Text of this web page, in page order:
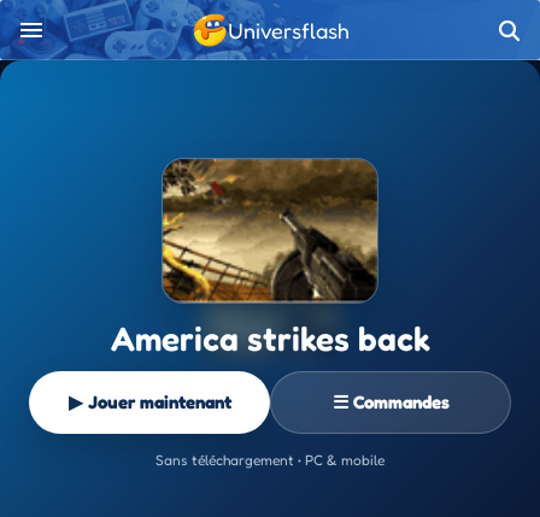
Universflash
America strikes back
▶ Jouer maintenant ☰ Commandes
Sans téléchargement • PC & mobile